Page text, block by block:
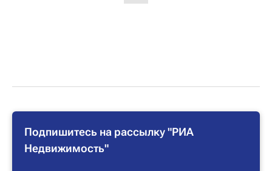
Подпишитесь на рассылку "РИА
Недвижимость"